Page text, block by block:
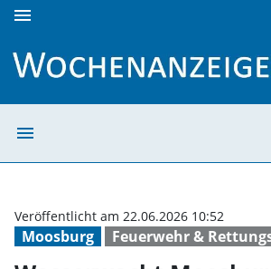
menu
menu
Moosburg Feuerwehr &
Veröffentlicht am 22.06.2026 10:52